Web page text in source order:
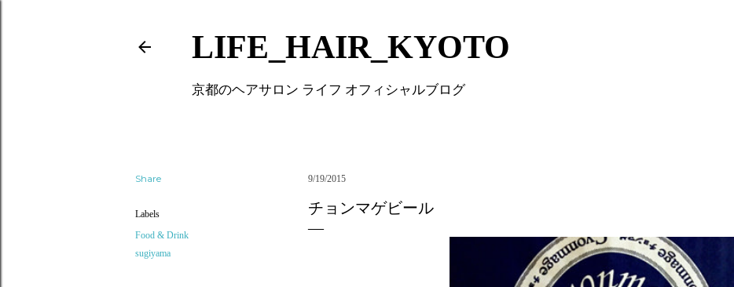
LIFE_HAIR_KYOTO
京都のヘアサロン ライフ オフィシャルブログ
Share
Labels
Food & Drink
sugiyama
9/19/2015
チョンマゲビール